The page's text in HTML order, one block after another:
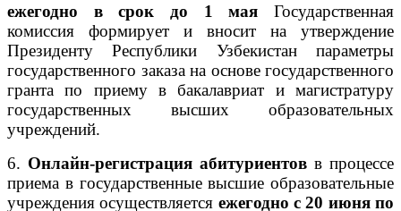
ежегодно в срок до 1 мая Государственная
комиссия формирует и вносит на утверждение
Президенту Республики Узбекистан параметры
государственного заказа на основе государственного
гранта по приему в бакалавриат и магистратуру
государственных высших образовательных
учреждений.
6. Онлайн-регистрация абитуриентов в процессе
приема в государственные высшие образовательные
учреждения осуществляется ежегодно с 20 июня по